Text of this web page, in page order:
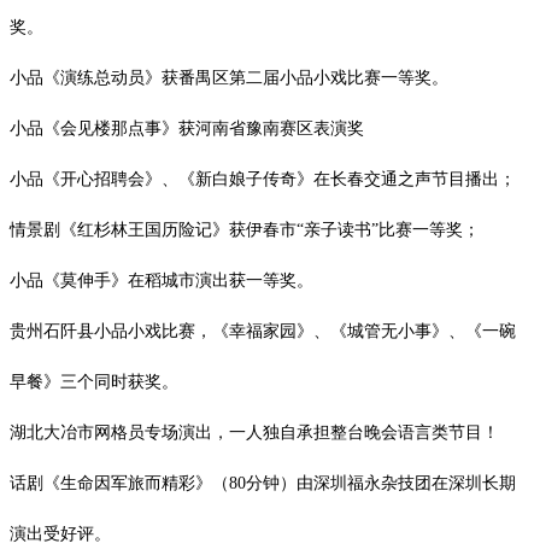
奖。
小品《演练总动员》获番禺区第二届小品小戏比赛一等奖。
小品《会见楼那点事》获河南省豫南赛区表演奖
小品《开心招聘会》、《新白娘子传奇》在长春交通之声节目播出；
情景剧《红杉林王国历险记》获伊春市“亲子读书”比赛一等奖；
小品《莫伸手》在稻城市演出获一等奖。
贵州石阡县小品小戏比赛，《幸福家园》、《城管无小事》、《一碗
早餐》三个同时获奖。
湖北大冶市网格员专场演出，一人独自承担整台晚会语言类节目！
话剧《生命因军旅而精彩》（80分钟）由深圳福永杂技团在深圳长期
演出受好评。